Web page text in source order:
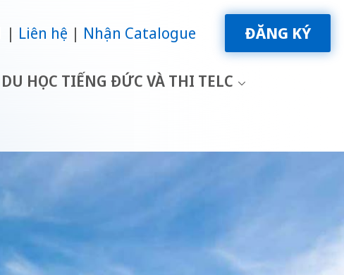
Liên hệ Nhận Catalogue ĐĂNG KÝ
DU HỌC TIẾNG ĐỨC VÀ THI TELC